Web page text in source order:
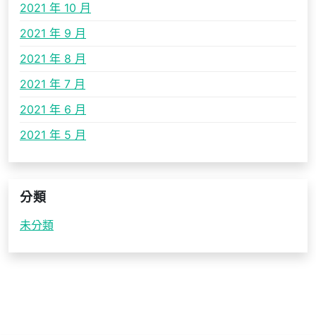
2021 年 10 月
2021 年 9 月
2021 年 8 月
2021 年 7 月
2021 年 6 月
2021 年 5 月
分類
未分類